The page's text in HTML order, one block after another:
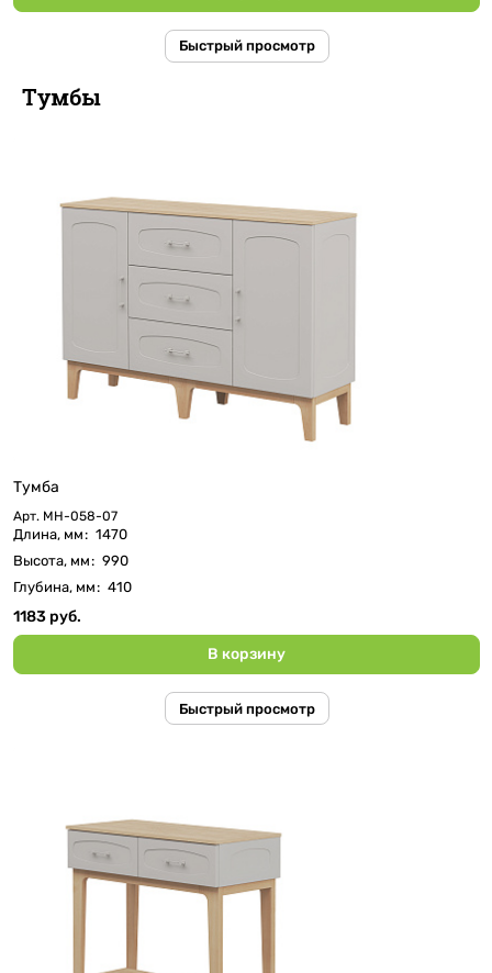
Быстрый просмотр
Тумбы
Тумба
Арт. МН-058-07
Длина, мм: 1470
Высота, мм: 990
Глубина, мм: 410
1183 руб.
В корзину
Быстрый просмотр